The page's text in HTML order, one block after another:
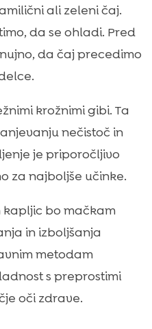
ali zeleni čaj.
da se ohladi. Pred
da čaj precedimo
krožnimi gibi. Ta
nečistoč in
je priporočljivo
za najboljše učinke.
bo mačkam
in izboljšanja
metodam
s preprostimi
oči zdrave.